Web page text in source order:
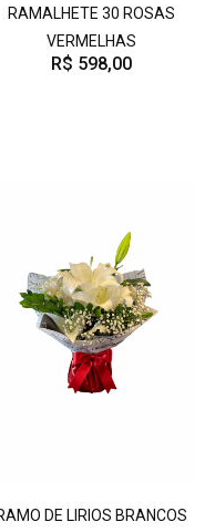
RAMALHETE 30 ROSAS
VERMELHAS
R$ 598,00
DE LIRIOS BRANCOS